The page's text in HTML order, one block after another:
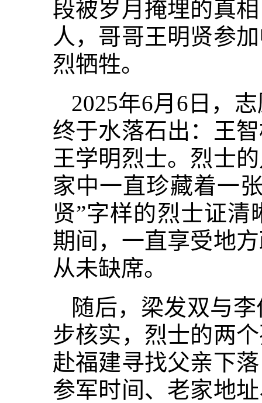
段被岁月掩埋的真
人，哥哥王明贤参
烈牺牲。
2025年6月6日，
终于水落石出：王
王学明烈士。烈士
家中一直珍藏着一
贤”字样的烈士证
期间，一直享受地
从未缺席。
随后，梁发双与
步核实，烈士的两
赴福建寻找父亲下
参军时间、老家地